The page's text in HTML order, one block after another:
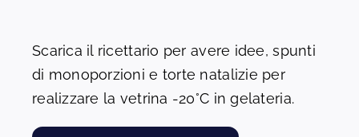
Scarica il ricettario per avere idee, spunti
di monoporzioni e torte natalizie per
realizzare la vetrina -20°C in gelateria.